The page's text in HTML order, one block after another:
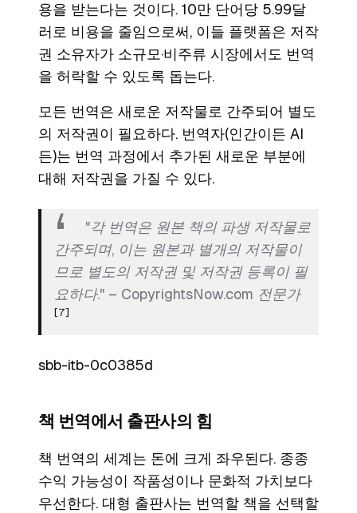
용을 받는다는 것이다. 10만 단어당 5.99달
러로 비용을 줄임으로써, 이들 플랫폼은 저작
권 소유자가 소규모·비주류 시장에서도 번역
을 허락할 수 있도록 돕는다.
모든 번역은 새로운 저작물로 간주되어 별도
의 저작권이 필요하다. 번역자(인간이든 AI
든)는 번역 과정에서 추가된 새로운 부분에
대해 저작권을 가질 수 있다.
"각 번역은 원본 책의 파생 저작물로
간주되며, 이는 원본과 별개의 저작물이
므로 별도의 저작권 및 저작권 등록이 필
요하다." – CopyrightsNow.com 전문가
[7]
sbb-itb-0c0385d
책 번역에서 출판사의 힘
책 번역의 세계는 돈에 크게 좌우된다. 종종
수익 가능성이 작품성이나 문화적 가치보다
우선한다. 대형 출판사는 번역할 책을 선택할